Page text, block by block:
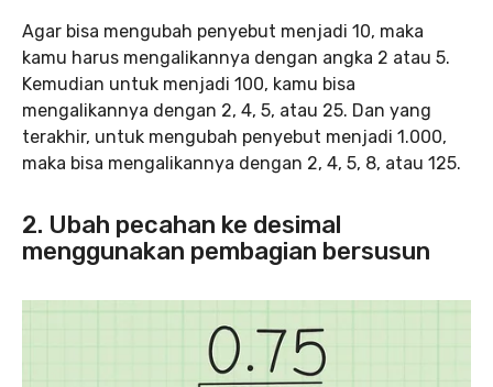
Agar bisa mengubah penyebut menjadi 10, maka
kamu harus mengalikannya dengan angka 2 atau 5.
Kemudian untuk menjadi 100, kamu bisa
mengalikannya dengan 2, 4, 5, atau 25. Dan yang
terakhir, untuk mengubah penyebut menjadi 1.000,
maka bisa mengalikannya dengan 2, 4, 5, 8, atau 125.
2. Ubah pecahan ke desimal
menggunakan pembagian bersusun